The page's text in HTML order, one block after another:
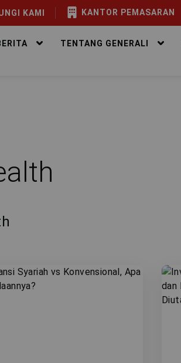
KAMI KANTOR PEMASARAN
TENTANG GENERALI